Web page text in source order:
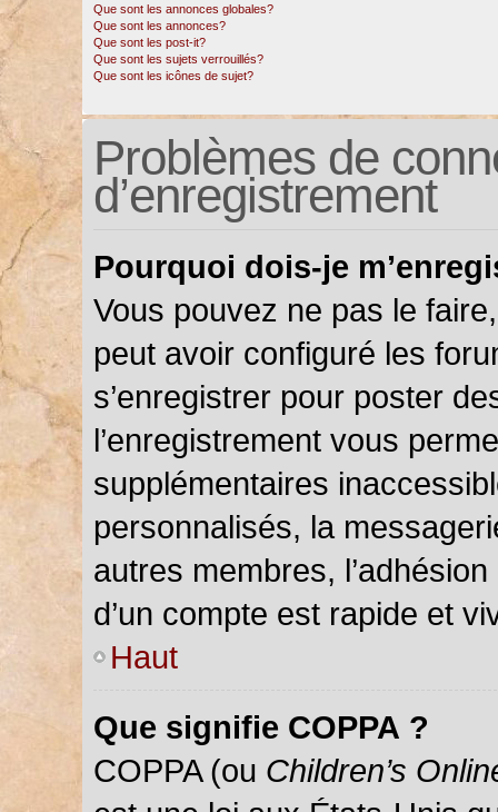
Que sont les annonces globales?
Que sont les annonces?
Que sont les post-it?
Que sont les sujets verrouillés?
Que sont les icônes de sujet?
Problèmes de
d’enregistrement
Pourquoi dois-je
Vous pouvez ne pas le
peut avoir configuré les
s’enregistrer pour poster
l’enregistrement vous
supplémentaires
personnalisés, la
autres membres,
d’un compte est rapide et
Haut
Que signifie COPPA ?
COPPA (ou Children’s